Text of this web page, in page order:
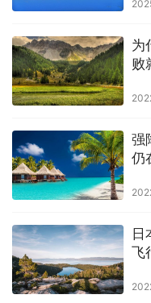
文
为
败
强
仍
日
飞